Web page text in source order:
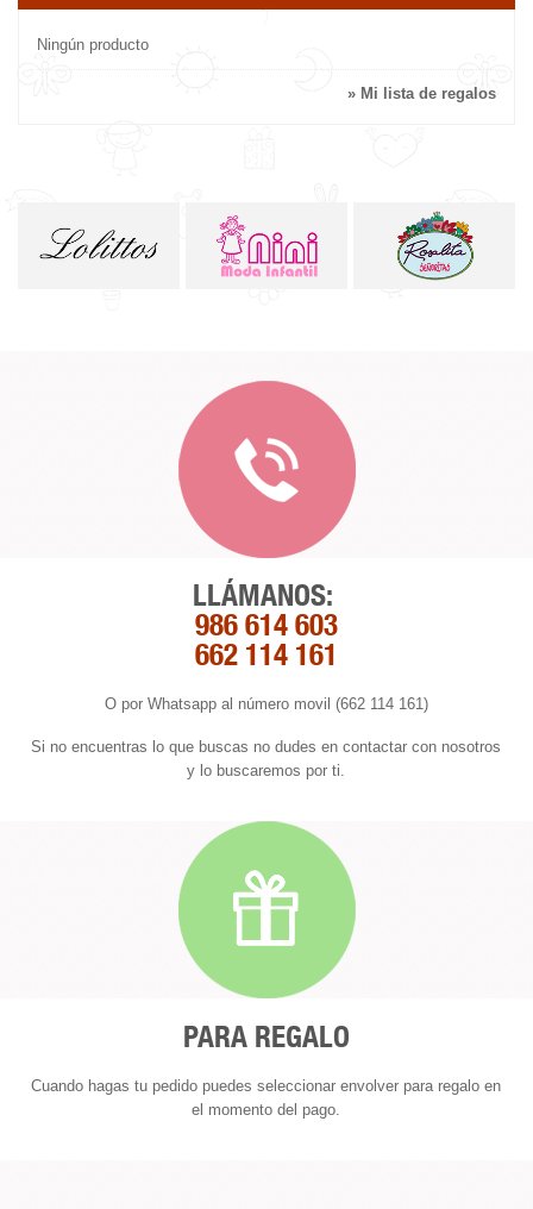
Ningún producto
» Mi lista de regalos
LLÁMANOS:
986 614 603
662 114 161
O por Whatsapp al número movil (662 114 161)
Si no encuentras lo que buscas no dudes en contactar con nosotros
y lo buscaremos por ti.
PARA REGALO
Cuando hagas tu pedido puedes seleccionar envolver para regalo en
el momento del pago.